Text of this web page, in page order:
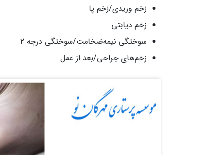
زخم وریدی/زخم پا
زخم دیابتی
سوختگی نیمه‌ضخامت/سوختگی درجه ۲
زخم‌های جراحی/بعد از عمل